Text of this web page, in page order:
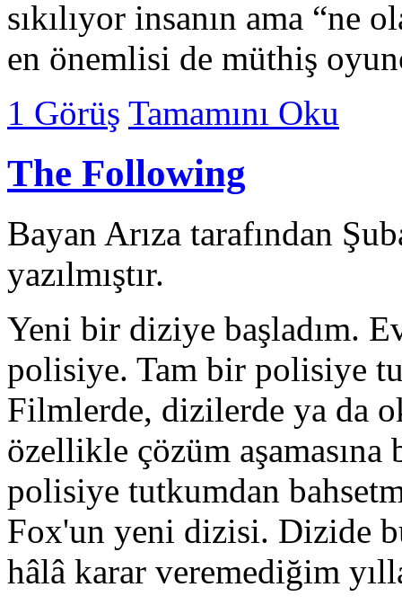
sıkılıyor insanın ama “ne
en önemlisi de müthiş
1 Görüş Tamamını Oku
The Following
Bayan Arıza tarafından
yazılmıştır.
Yeni bir diziye başladım.
polisiye. Tam bir polisiye
Filmlerde, dizilerde ya da
özellikle çözüm aşamasına
polisiye tutkumdan
Fox'un yeni dizisi. Dizide
hâlâ karar veremediğim